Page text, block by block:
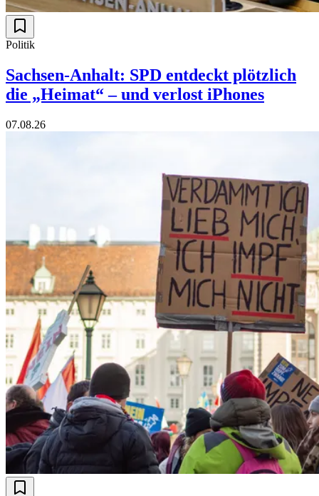
Politik
Sachsen-Anhalt: SPD entdeckt plötzlich
die „Heimat“ – und verlost iPhones
07.08.26